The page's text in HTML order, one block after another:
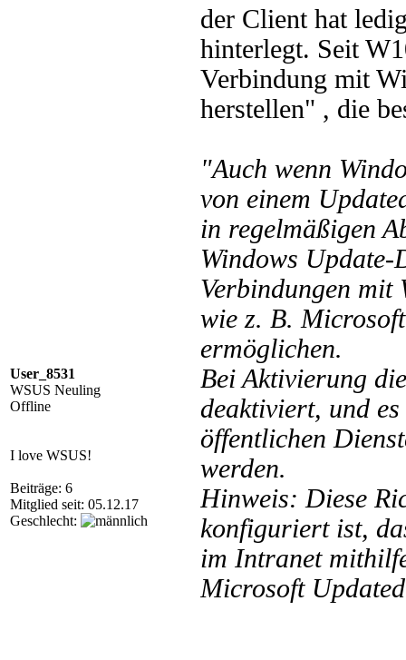
User_8531
WSUS Neuling
Offline
I love WSUS!
Beiträge: 6
Mitglied seit: 05.12.17
Geschlecht:
der Client hat
hinterlegt. Seit
Verbindung mit
herstellen" , die
"Auch wenn
von einem
in regelmäßigen
Windows Update-
Verbindungen mit
wie z. B.
ermöglichen.
Bei Aktivierung
deaktiviert, und
öffentlichen
werden.
Hinweis: Diese
konfiguriert ist,
im Intranet
Microsoft